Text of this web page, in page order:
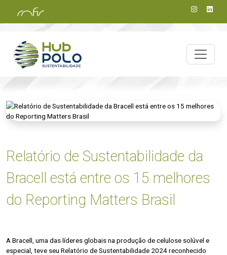
Relatório de Sustentabilidade da
Bracell está entre os 15 melhores
do Reporting Matters Brasil
A Bracell, uma das líderes globais na produção de celulose solúvel e
especial, teve seu Relatório de Sustentabilidade 2024 reconhecido